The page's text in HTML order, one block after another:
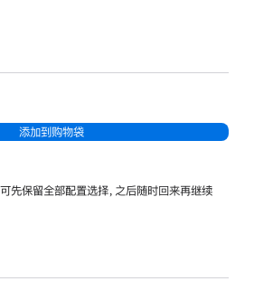
添加到购物袋
先保留全部配置选择，之后随时回来再继续